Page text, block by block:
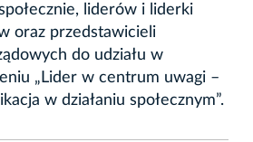
liderów i liderki
oraz przedstawicieli
do udziału w
„Lider w centrum uwagi –
w działaniu społecznym”.